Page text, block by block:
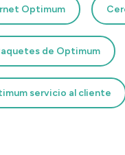
Optimum
de Optimum
servicio al cliente